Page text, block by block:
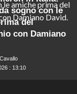
sogno con le
del
con Damiano
: 13:10